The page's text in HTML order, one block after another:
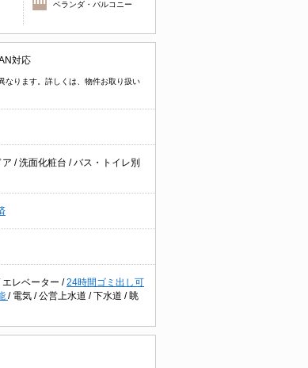
ベランダ・バルコニー
対応
ります。詳しくは、物件お取り扱い
ア /洗面化粧台 /バス・トイレ別
エレベーター /24時間ゴミ出し可
/ 電気 /公営上水道 /下水道 / 眺